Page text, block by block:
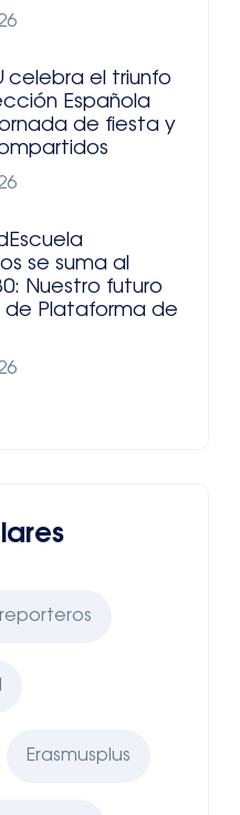
celebra el triunfo
Española
de fiesta y
se suma al
Nuestro futuro
de Plataforma de
Erasmusplus